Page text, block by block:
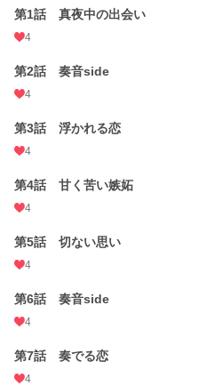
更新日時 2026.01.25 20:40
初回公開日時
初回完結日時 2026.01.25 20:40
週間ポイント
月間ポイント 175 pt (54,132 位)
累計ポイント 3,097 pt (146,019 位)
第1話 真夜中の出会い
4
第2話 奏音side
4
第3話 浮かれる恋
4
第4話 甘く苦い嫉妬
4
第5話 切ない思い
4
第6話 奏音side
4
第7話 奏でる恋
4